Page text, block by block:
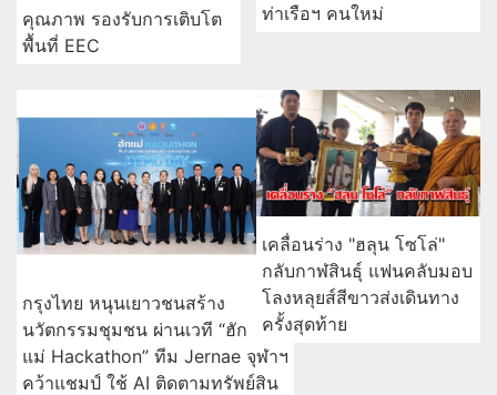
คุณภาพ รองรับการเติบโต
พื้นที่ EEC
ท่าเรือฯ คนใหม่
กรุงไทย หนุนเยาวชนสร้าง
นวัตกรรมชุมชน ผ่านเวที “ฮัก
แม่ Hackathon” ทีม Jernae จุฬาฯ
คว้าแชมป์ ใช้ AI ติดตามทรัพย์สิน
เคลื่อนร่าง "ฮลุน โซโล่"
กลับกาฬสินธุ์ แฟนคลับมอบ
โลงหลุยส์สีขาวส่งเดินทาง
ครั้งสุดท้าย